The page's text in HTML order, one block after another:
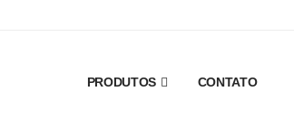
PRODUTOS CONTATO